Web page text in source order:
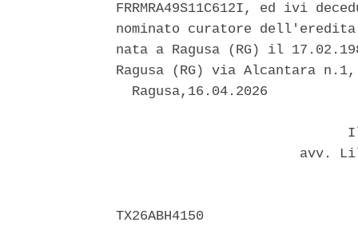
FRRMRA49S11C612I, ed ivi
nominato curatore
nata a Ragusa (RG) il
Ragusa (RG) via Alcantara
  Ragusa,16.04.2026
avv.